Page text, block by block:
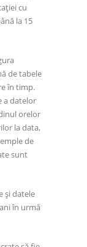
cu
la 15
de tabele
în timp.
a datelor
orelor
la data,
de
sunt
şi datele
în urmă